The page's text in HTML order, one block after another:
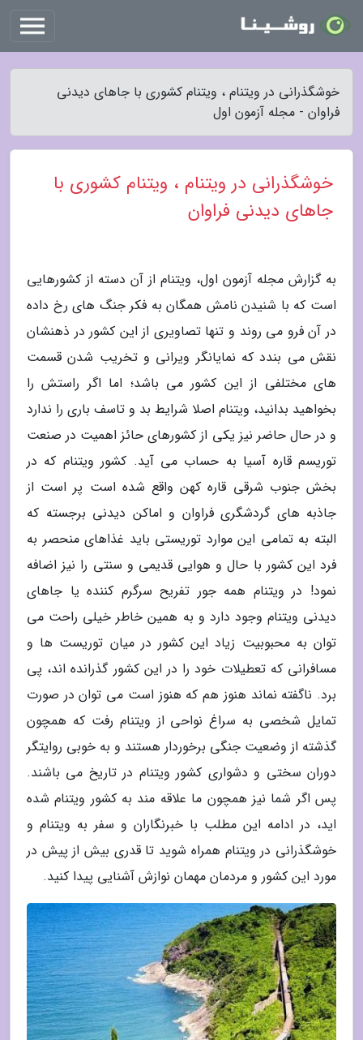
خوشگذرانی در ویتنام ، ویتنام کشوری با جاهای دیدنی
فراوان - مجله آزمون اول
خوشگذرانی در ویتنام ، ویتنام کشوری با
جاهای دیدنی فراوان
به گزارش مجله آزمون اول، ویتنام از آن دسته از کشورهایی
است که با شنیدن نامش همگان به فکر جنگ های رخ داده
در آن فرو می روند و تنها تصاویری از این کشور در ذهنشان
نقش می بندد که نمایانگر ویرانی و تخریب شدن قسمت
های مختلفی از این کشور می باشد؛ اما اگر راستش را
بخواهید بدانید، ویتنام اصلا شرایط بد و تاسف باری را ندارد
و در حال حاضر نیز یکی از کشورهای حائز اهمیت در صنعت
توریسم قاره آسیا به حساب می آید. کشور ویتنام که در
بخش جنوب شرقی قاره کهن واقع شده است پر است از
جاذبه های گردشگری فراوان و اماکن دیدنی برجسته که
البته به تمامی این موارد توریستی باید غذاهای منحصر به
فرد این کشور با حال و هوایی قدیمی و سنتی را نیز اضافه
نمود! در ویتنام همه جور تفریح سرگرم کننده یا جاهای
دیدنی ویتنام وجود دارد و به همین خاطر خیلی راحت می
توان به محبوبیت زیاد این کشور در میان توریست ها و
مسافرانی که تعطیلات خود را در این کشور گذرانده اند، پی
برد. ناگفته نماند هنوز هم که هنوز است می توان در صورت
تمایل شخصی به سراغ نواحی از ویتنام رفت که همچون
گذشته از وضعیت جنگی برخوردار هستند و به خوبی روایتگر
دوران سختی و دشواری کشور ویتنام در تاریخ می باشند.
پس اگر شما نیز همچون ما علاقه مند به کشور ویتنام شده
اید، در ادامه این مطلب با خبرنگاران و سفر به ویتنام و
خوشگذرانی در ویتنام همراه شوید تا قدری بیش از پیش در
مورد این کشور و مردمان مهمان نوازش آشنایی پیدا کنید.